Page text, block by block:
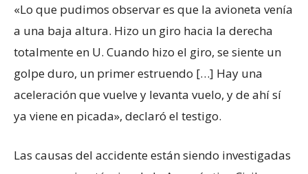
«Lo que pudimos observar es que la avioneta venía
a una baja altura. Hizo un giro hacia la derecha
totalmente en U. Cuando hizo el giro, se siente un
golpe duro, un primer estruendo […] Hay una
aceleración que vuelve y levanta vuelo, y de ahí sí
ya viene en picada», declaró el testigo.
Las causas del accidente están siendo investigadas